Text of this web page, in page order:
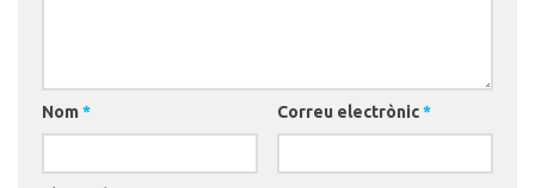
Nom * Correu electrònic*